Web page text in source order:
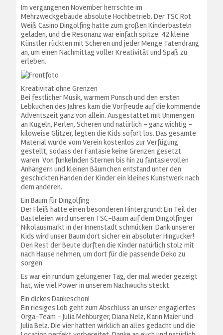
Im vergangenen November herrschte im
Mehrzweckgebäude absolute Hochbetrieb. Der TSC Rot
Weiß Casino Dingolfing hatte zum großen Kinderbasteln
geladen, und die Resonanz war einfach spitze: 42 kleine
Künstler rückten mit Scheren und jeder Menge Tatendrang
an, um einen Nachmittag voller Kreativität und Spaß zu
erleben.
Kreativität ohne Grenzen
Bei festlicher Musik, warmem Punsch und den ersten
Lebkuchen des Jahres kam die Vorfreude auf die kommende
Adventszeit ganz von allein. Ausgestattet mit Unmengen
an Kugeln, Perlen, Scheren und natürlich – ganz wichtig –
kiloweise Glitzer, legten die Kids sofort los. Das gesamte
Material wurde vom Verein kostenlos zur Verfügung
gestellt, sodass der Fantasie keine Grenzen gesetzt
waren. Von funkelnden Sternen bis hin zu fantasievollen
Anhängern und kleinen Bäumchen entstand unter den
geschickten Händen der Kinder ein kleines Kunstwerk nach
dem anderen.
Ein Baum für Dingolfing
Der Fleiß hatte einen besonderen Hintergrund: Ein Teil der
Basteleien wird unseren TSC-Baum auf dem Dingolfinger
Nikolausmarkt in der Innenstadt schmücken. Dank unserer
Kids wird unser Baum dort sicher ein absoluter Hingucker!
Den Rest der Beute durften die Kinder natürlich stolz mit
nach Hause nehmen, um dort für die passende Deko zu
sorgen.
Es war ein rundum gelungener Tag, der mal wieder gezeigt
hat, wie viel Power in unserem Nachwuchs steckt.
Ein dickes Dankeschön!
Ein riesiges Lob geht zum Abschluss an unser engagiertes
Orga-Team – Julia Mehburger, Diana Nelz, Karin Maier und
Julia Belz. Die vier hatten wirklich an alles gedacht und die